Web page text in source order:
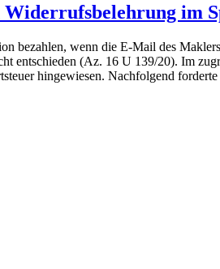
im
bezahlen, wenn die E-Mail des
entschieden (Az. 16 U 139/20). Im
hingewiesen. Nachfolgend